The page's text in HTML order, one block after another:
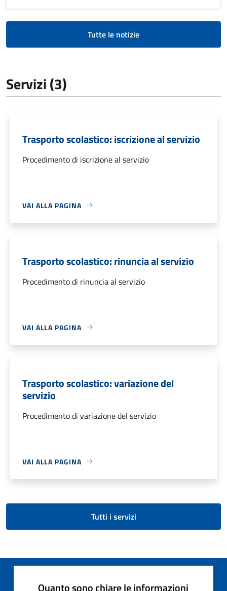
Tutte le notizie
Servizi (3)
Trasporto scolastico: iscrizione al servizio
Procedimento di iscrizione al servizio
VAI ALLA PAGINA
Trasporto scolastico: rinuncia al servizio
Procedimento di rinuncia al servizio
VAI ALLA PAGINA
Trasporto scolastico: variazione del
servizio
Procedimento di variazione del servizio
VAI ALLA PAGINA
Tutti i servizi
Quanto sono chiare le informazioni